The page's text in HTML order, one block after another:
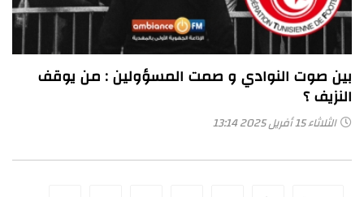
بين صوت النوادي و صمت المسؤولين : من يوقف
النزيف ؟
الثلاثاء 15 أفريل 2025 13:14